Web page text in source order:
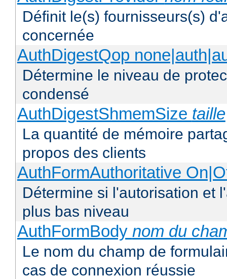
Définit le(s) fournisseurs(s)
concernée
AuthDigestQop
Détermine le niveau de
condensé
AuthDigestShmemSize taille
La quantité de mémoire
propos des clients
AuthFormAuthoritative
Détermine si l'autorisation et
plus bas niveau
AuthFormBody nom du
Le nom du champ de
cas de connexion réussie